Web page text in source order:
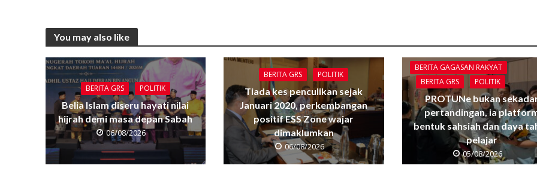
You may also like
BERITA GRS POLITIK
Belia Islam diseru hayati nilai
hijrah demi masa depan Sabah
06/08/2026
BERITA GRS POLITIK
Tiada kes penculikan sejak
Januari 2020, perkembangan
positif ESS Zone wajar
dimaklumkan
06/08/2026
BERITA GAGASAN RAKYAT
BERITA GRS
POLITIK
PROTUNe bukan
pertandingan, ia
bentuk sahsiah dan daya
pelajar
05/08/2026